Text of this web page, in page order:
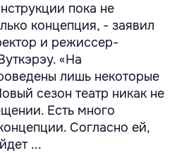
пока не
концепция, - заявил
и режиссер-
«На
лишь некоторые
сезон театр никак не
Есть много
Согласно ей,
...